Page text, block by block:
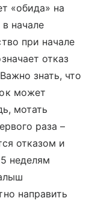
«обида» на
начале
при начале
отказ
знать, что
может
мотать
раза –
отказом и
неделям
направить